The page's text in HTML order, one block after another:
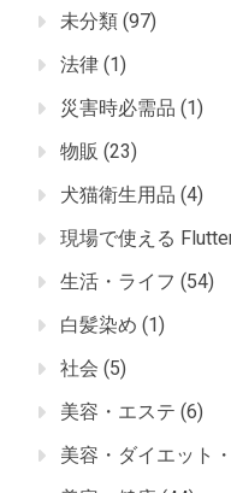
未分類 (97)
法律 (1)
災害時必需品 (1)
物販 (23)
犬猫衛生用品 (4)
現場で使える
生活・ライフ (54)
白髪染め (1)
社会 (5)
美容・エステ (6)
美容・ダイエット